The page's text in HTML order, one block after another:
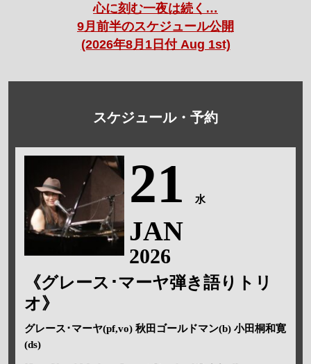
心に刻む一夜は続く…
9月前半のスケジュール公開
(2026年8月1日付 Aug 1st)
スケジュール・予約
21 水
JAN
2026
《グレース･マーヤ弾き語りトリ
オ》
グレース･マーヤ(pf,vo) 秋田ゴールドマン(b) 小田桐和寛
(ds)